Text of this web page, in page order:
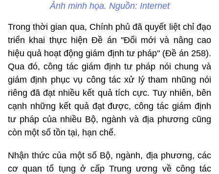
Ảnh minh họa. Nguồn: Internet
Trong thời gian qua, Chính phủ đã quyết liệt chỉ đạo
triển khai thực hiện Đề án "Đổi mới và nâng cao
hiệu quả hoạt động giám định tư pháp" (Đề án 258).
Qua đó, công tác giám định tư pháp nói chung và
giám định phục vụ công tác xử lý tham nhũng nói
riêng đã đạt nhiều kết quả tích cực. Tuy nhiên, bên
cạnh những kết quả đạt được, công tác giám định
tư pháp của nhiều Bộ, ngành và địa phương cũng
còn một số tồn tại, hạn chế.
Nhận thức của một số Bộ, ngành, địa phương, các
cơ quan tố tụng ở cấp Trung ương về công tác